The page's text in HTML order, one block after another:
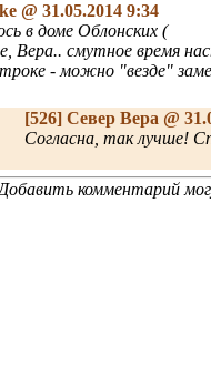
@ 31.05.2014 9:34
в доме Облонских (
Вера.. смутное время
- можно "везде"
[526] Север Вера @
Согласна, так лучше!
Добавить комментарий